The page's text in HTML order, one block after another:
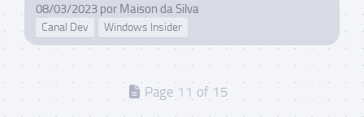
08/03/2023 por Maison da Silva
Canal Dev Windows Insider
Page 11 of 15